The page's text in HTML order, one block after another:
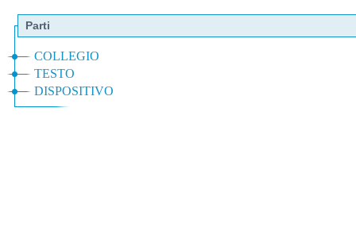
Parti
COLLEGIO
TESTO
DISPOSITIVO